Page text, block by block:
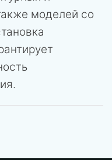
моделей со